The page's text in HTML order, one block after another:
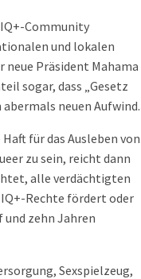
Community
und lokalen
neue Präsident Mahama
sogar, dass „Gesetz
neuen Aufwind.
für das Ausleben von
zu sein, reicht dann
alle verdächtigten
Rechte fördert oder
zehn Jahren
Sexspielzeug,